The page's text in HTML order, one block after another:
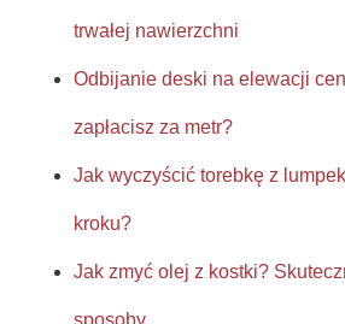
trwałej nawierzchni
Odbijanie deski na elewacji
zapłacisz za metr?
Jak wyczyścić torebkę z
kroku?
Jak zmyć olej z kostki?